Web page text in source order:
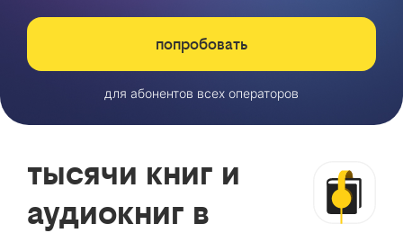
попробовать
для абонентов всех операторов
тысячи книг и
аудиокниг в